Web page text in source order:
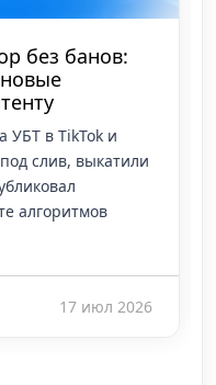
без банов:
УБТ в TikTok и
слив, выкатили
алгоритмов
17 июл 2026